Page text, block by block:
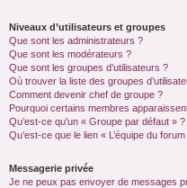
Niveaux d’utilisateurs et groupes
Que sont les administrateurs ?
Que sont les modérateurs ?
Que sont les groupes d’utilisateurs ?
Où trouver la liste des groupes
Comment devenir chef de groupe ?
Pourquoi certains membres
Qu’est-ce qu’un « Groupe par défaut » ?
Qu’est-ce que le lien « L’équipe du
Messagerie privée
Je ne peux pas envoyer de messages